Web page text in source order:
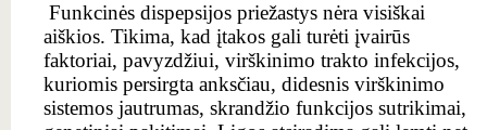
Funkcinės dispepsijos priežastys nėra visiškai
aiškios. Tikima, kad įtakos gali turėti įvairūs
faktoriai, pavyzdžiui, virškinimo trakto infekcijos,
kuriomis persirgta anksčiau, didesnis virškinimo
sistemos jautrumas, skrandžio funkcijos sutrikimai,